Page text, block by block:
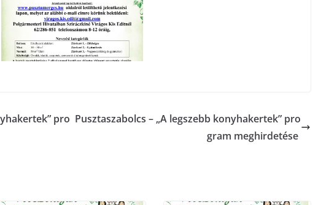
pro Pusztaszabolcs – „A legszebb konyhakertek” pro
gram meghirdetése